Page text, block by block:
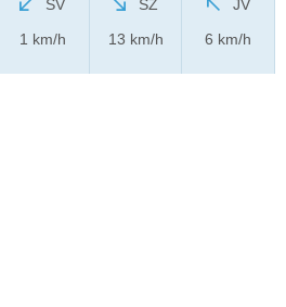
SV
1 km/h
SZ
13 km/h
JV
6 km/h